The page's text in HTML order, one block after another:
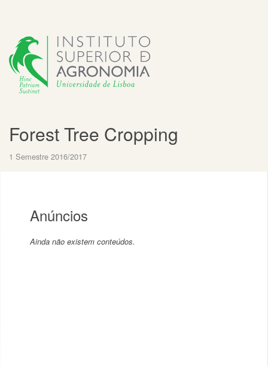
Forest Tree Cropping
1 Semestre 2016/2017
Anúncios
Ainda não existem conteúdos.